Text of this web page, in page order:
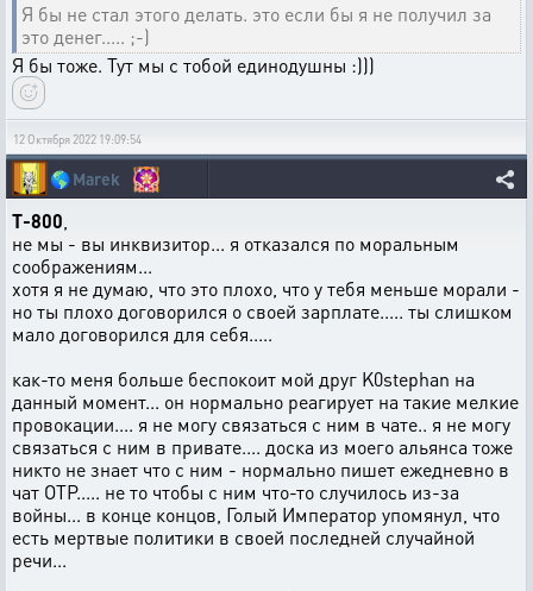
Я бы не стал этого делать. это если бы я не получил за
это денег..... ;-)
Я бы тоже. Тут мы с тобой единодушны :)))
12 Октября 2022 19:09:54
🌎Marek
T-800
не мы - вы инквизитор... я отказался по моральным
соображениям...
хотя я не думаю, что это плохо, что у тебя меньше морали -
но ты плохо договорился о своей зарплате..... ты слишком
мало договорился для себя.....
как-то меня больше беспокоит мой друг K0stephan на
данный момент... он нормально реагирует на такие мелкие
провокации.... я не могу связаться с ним в чате.. я не могу
связаться с ним в привате.... доска из моего альянса тоже
никто не знает что с ним - нормально пишет ежедневно в
чат ОТР..... не то чтобы с ним что-то случилось из-за
войны... в конце концов, Голый Император упомянул, что
есть мертвые политики в своей последней случайной
речи...